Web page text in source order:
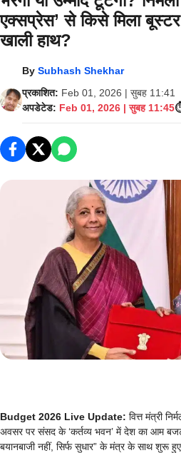
एक्सप्रेस’ से किसे मिला
खाली हाथ?
BySubhash Shekhar
प्रकाशित: Feb 01, 2026 | सुबह 11:41
अपडेटेड: Feb 01, 2026 | सुबह 11:45
Budget 2026 Live Update: वित्त मंत्री
अवसर पर संसद के ‘कर्तव्य भवन’ में देश का आम
बयानबाजी नहीं, सिर्फ सुधार” के मंत्र के साथ शुरू